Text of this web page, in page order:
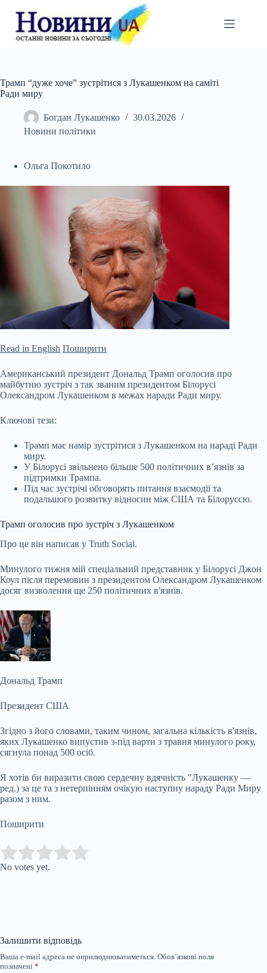
вмісту
Трамп “дуже хоче” зустрітися з Лукашенком на саміті
Ради миру
Богдан Лукашенко
30.03.2026
Новини політики
Ольга Покотило
Read in English Поширити
Американський президент Дональд Трамп оголосив про
майбутню зустріч з так званим президентом Білорусі
Олександром Лукашенком в межах наради Ради миру.
Ключові тези:
Трамп має намір зустрітися з Лукашенком на нараді Ради
миру.
У Білорусі звільнено більше 500 політичних в’язнів за
підтримки Трампа.
Під час зустрічі обговорять питання взаємодії та
подальшого розвитку відносин між США та Білоруссю.
Трамп оголосив про зустріч з Лукашенком
Про це він написав у Truth Social.
Минулого тижня мій спеціальний представник у Білорусі Джон
Коул після перемовин з президентом Олександром Лукашенком
досяг визволення ще 250 політичних в'язнів.
Дональд Трамп
Президент США
Згідно з його словами, таким чином, загальна кількість в'язнів,
яких Лукашенко випустив з-під варти з травня минулого року,
сягнула понад 500 осіб.
Я хотів би виразити свою сердечну вдячність "Лукашенку —
ред.) за це та з нетерпінням очікую наступну нараду Ради Миру
разом з ним.
Поширити
Rate this item:
No votes yet.
Залишити відповідь
Ваша e-mail адреса не оприлюднюватиметься. Обов’язкові поля
позначені *